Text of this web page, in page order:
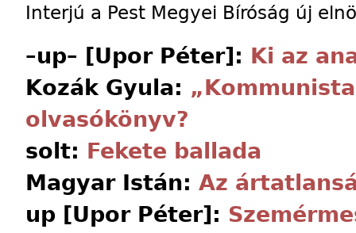
Interjú a Pest Megyei Bíróság új
–up– [Upor Péter]: Ki az
Kozák Gyula:
olvasókönyv?
solt: Fekete ballada
Magyar Istán: Az
up [Upor Péter]: